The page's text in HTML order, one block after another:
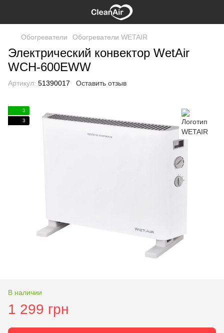
Обогреватели Обогреватели WETAIR
Электрический конвектор WetAir
WСH-600EWW
Артикул: 51390017 Оставить отзыв
3
3
В наличии
1 299 грн